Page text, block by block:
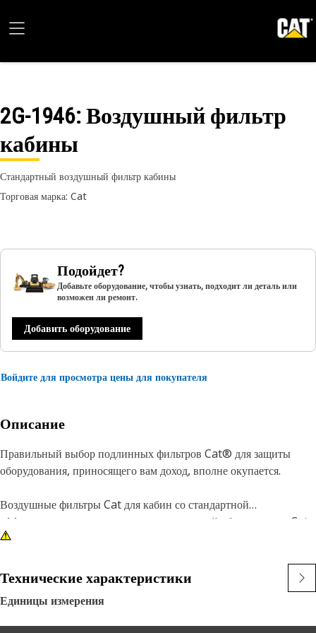
2G-1946: Воздушный фильтр
кабины
Стандартный воздушный фильтр кабины
Торговая марка: Cat
Подойдет?
Добавьте оборудование, чтобы узнать, подходит ли деталь или
возможен ли ремонт.
Добавить оборудование
Войдите для просмотра цены для покупателя
Описание
Правильный выбор подлинных фильтров Cat® для защиты
оборудования, приносящего вам доход, вполне окупается.
Воздушные фильтры Cat для кабин со стандартной
эффективностью доступны для всех моделей оборудования Cat
и рекомендуются для нормальной фильтрации. Наши
стандартной эффективностью, предотвращают попадание грязи,
сажи, песка и других загрязнений в кабину, обеспечивая более
здоровую и комфортную рабочую среду.
Технические характеристики
Единицы измерения